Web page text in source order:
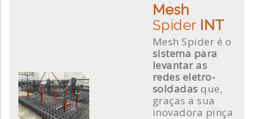
Mesh
Spider INT
Mesh Spider é o
sistema para
levantar as
redes eletro-
soldadas que,
graças a sua
inovadora pinça